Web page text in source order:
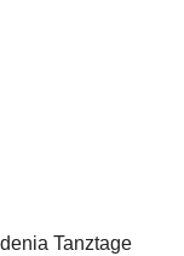
Tanztage